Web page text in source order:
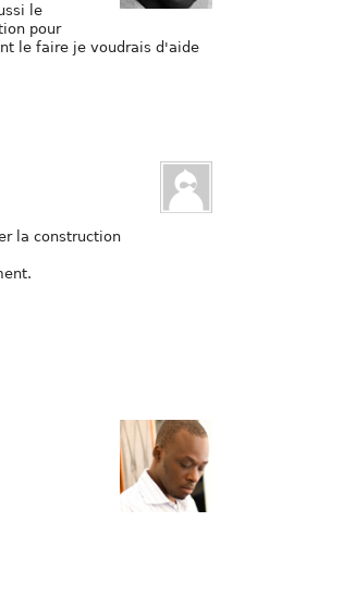
le
pour
le faire je voudrais d'aide
la construction